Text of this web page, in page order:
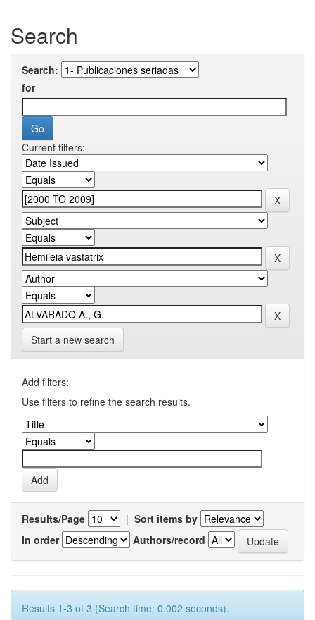
Search
Search:
for
Current filters:
Start a new search
Add filters:
Use filters to refine the search results.
Results/Page | Sort items by
In order
Authors/record
Results 1-3 of 3 (Search time: 0.002 seconds).